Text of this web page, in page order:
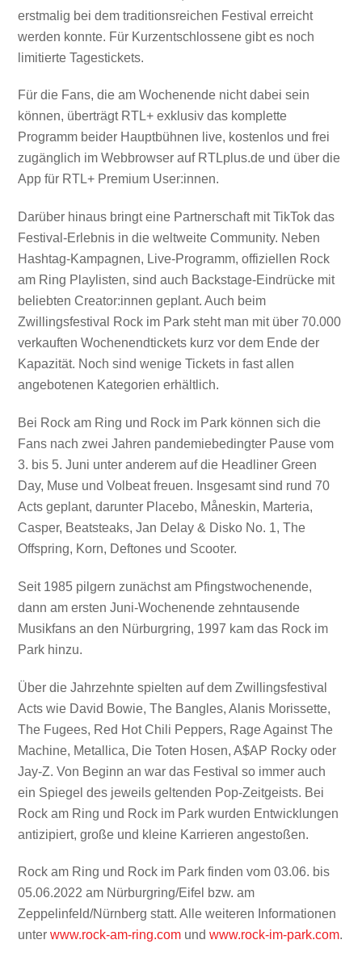
erstmalig bei dem traditionsreichen Festival erreicht
werden konnte. Für Kurzentschlossene gibt es noch
limitierte Tagestickets.
Für die Fans, die am Wochenende nicht dabei sein
können, überträgt RTL+ exklusiv das komplette
Programm beider Hauptbühnen live, kostenlos und frei
zugänglich im Webbrowser auf RTLplus.de und über die
App für RTL+ Premium User:innen.
Darüber hinaus bringt eine Partnerschaft mit TikTok das
Festival-Erlebnis in die weltweite Community. Neben
Hashtag-Kampagnen, Live-Programm, offiziellen Rock
am Ring Playlisten, sind auch Backstage-Eindrücke mit
beliebten Creator:innen geplant. Auch beim
Zwillingsfestival Rock im Park steht man mit über 70.000
verkauften Wochenendtickets kurz vor dem Ende der
Kapazität. Noch sind wenige Tickets in fast allen
angebotenen Kategorien erhältlich.
Bei Rock am Ring und Rock im Park können sich die
Fans nach zwei Jahren pandemiebedingter Pause vom
3. bis 5. Juni unter anderem auf die Headliner Green
Day, Muse und Volbeat freuen. Insgesamt sind rund 70
Acts geplant, darunter Placebo, Måneskin, Marteria,
Casper, Beatsteaks, Jan Delay & Disko No. 1, The
Offspring, Korn, Deftones und Scooter.
Seit 1985 pilgern zunächst am Pfingstwochenende,
dann am ersten Juni-Wochenende zehntausende
Musikfans an den Nürburgring, 1997 kam das Rock im
Park hinzu.
Über die Jahrzehnte spielten auf dem Zwillingsfestival
Acts wie David Bowie, The Bangles, Alanis Morissette,
The Fugees, Red Hot Chili Peppers, Rage Against The
Machine, Metallica, Die Toten Hosen, A$AP Rocky oder
Jay-Z. Von Beginn an war das Festival so immer auch
ein Spiegel des jeweils geltenden Pop-Zeitgeists. Bei
Rock am Ring und Rock im Park wurden Entwicklungen
antizipiert, große und kleine Karrieren angestoßen.
Rock am Ring und Rock im Park finden vom 03.06. bis
05.06.2022 am Nürburgring/Eifel bzw. am
Zeppelinfeld/Nürnberg statt. Alle weiteren Informationen
unterwww.rock-am-ring.com undwww.rock-im-park.com.